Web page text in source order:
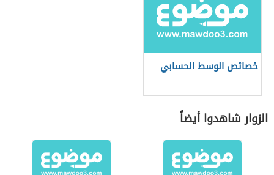
خصائص الوسط الحسابي
الزوار شاهدوا أيضاً